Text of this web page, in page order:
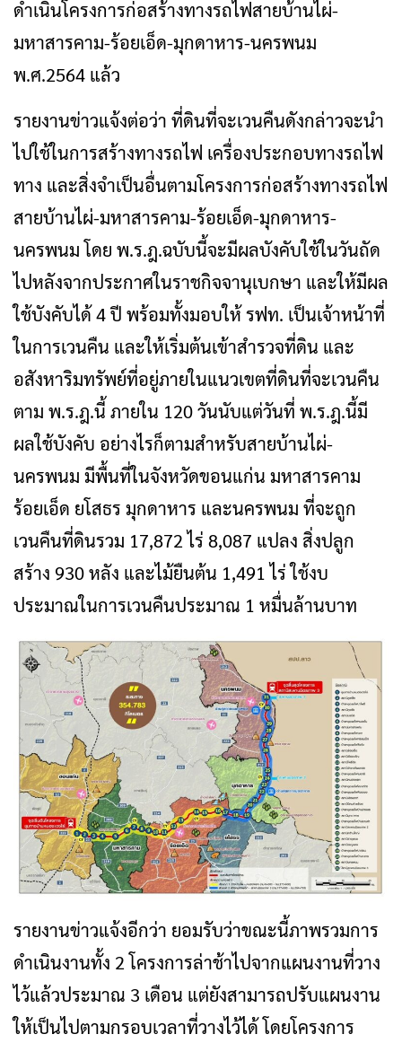
ดำเนินโครงการก่อสร้างทางรถไฟสายบ้านไผ่-
มหาสารคาม-ร้อยเอ็ด-มุกดาหาร-นครพนม
พ.ศ.2564 แล้ว
รายงานข่าวแจ้งต่อว่า ที่ดินที่จะเวนคืนดังกล่าวจะนำ
ไปใช้ในการสร้างทางรถไฟ เครื่องประกอบทางรถไฟ
ทาง และสิ่งจำเป็นอื่นตามโครงการก่อสร้างทางรถไฟ
สายบ้านไผ่-มหาสารคาม-ร้อยเอ็ด-มุกดาหาร-
นครพนม โดย พ.ร.ฎ.ฉบับนี้จะมีผลบังคับใช้ในวันถัด
ไปหลังจากประกาศในราชกิจจานุเบกษา และให้มีผล
ใช้บังคับได้ 4 ปี พร้อมทั้งมอบให้ รฟท. เป็นเจ้าหน้าที่
ในการเวนคืน และให้เริ่มต้นเข้าสำรวจที่ดิน และ
อสังหาริมทรัพย์ที่อยู่ภายในแนวเขตที่ดินที่จะเวนคืน
ตาม พ.ร.ฎ.นี้ ภายใน 120 วันนับแต่วันที่ พ.ร.ฎ.นี้มี
ผลใช้บังคับ อย่างไรก็ตามสำหรับสายบ้านไผ่-
นครพนม มีพื้นที่ในจังหวัดขอนแก่น มหาสารคาม
ร้อยเอ็ด ยโสธร มุกดาหาร และนครพนม ที่จะถูก
เวนคืนที่ดินรวม 17,872 ไร่ 8,087 แปลง สิ่งปลูก
สร้าง 930 หลัง และไม้ยืนต้น 1,491 ไร่ ใช้งบ
ประมาณในการเวนคืนประมาณ 1 หมื่นล้านบาท
รายงานข่าวแจ้งอีกว่า ยอมรับว่าขณะนี้ภาพรวมการ
ดำเนินงานทั้ง 2 โครงการล่าช้าไปจากแผนงานที่วาง
ไว้แล้วประมาณ 3 เดือน แต่ยังสามารถปรับแผนงาน
ให้เป็นไปตามกรอบเวลาที่วางไว้ได้ โดยโครงการ